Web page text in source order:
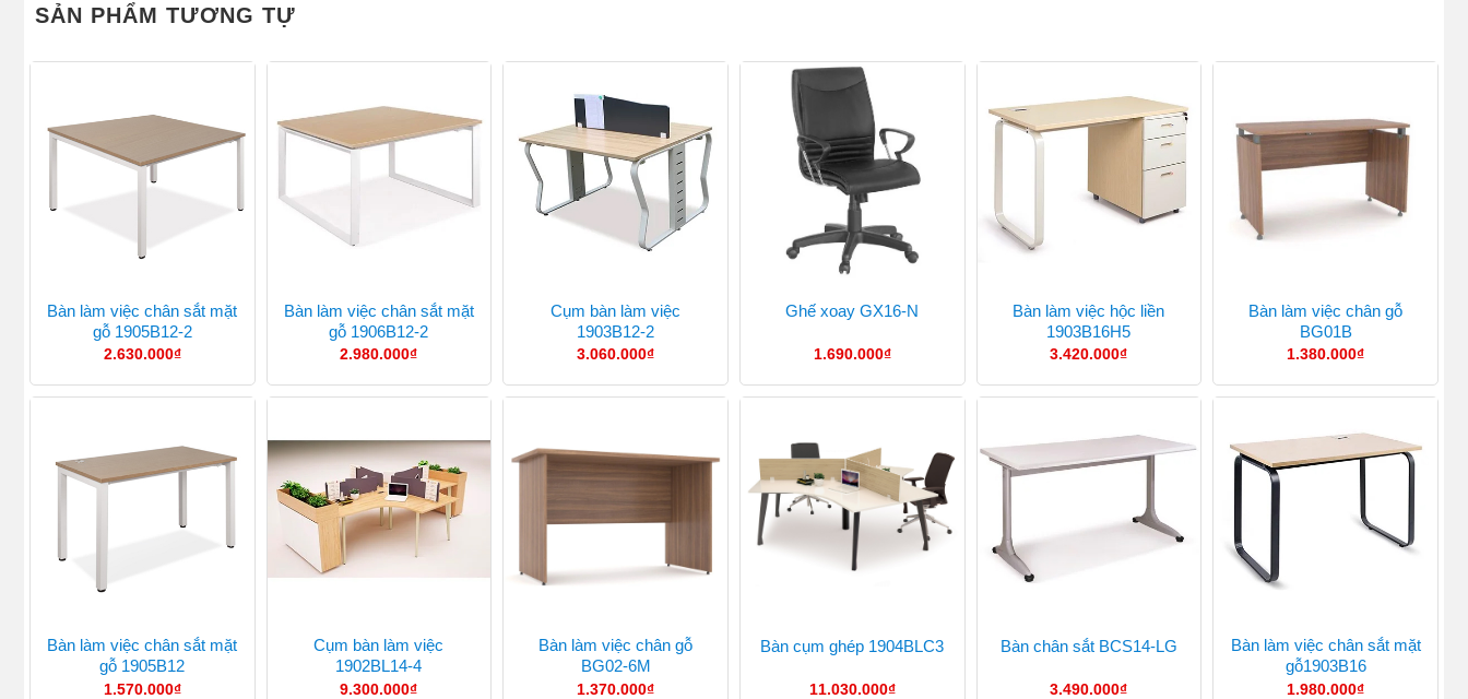
SẢN PHẨM TƯƠNG TỰ
Bàn làm việc chân sắt mặt
gỗ 1905B12-2
2.630.000₫
Bàn làm việc chân sắt mặt
gỗ 1906B12-2
2.980.000₫
Cụm bàn làm việc
1903B12-2
3.060.000₫
Ghế xoay GX16-N
1.690.000₫
Bàn làm việc hộc liền
1903B16H5
3.420.000₫
Bàn làm việc chân gỗ
BG01B
1.380.000₫
Bàn làm việc chân sắt mặt
gỗ 1905B12
1.570.000₫
Cụm bàn làm việc
1902BL14-4
9.300.000₫
Bàn làm việc chân gỗ
BG02-6M
1.370.000₫
Bàn cụm ghép 1904BLC3
11.030.000₫
Bàn chân sắt BCS14-LG
3.490.000₫
Bàn làm việc chân sắt mặt
gỗ1903B16
1.980.000₫